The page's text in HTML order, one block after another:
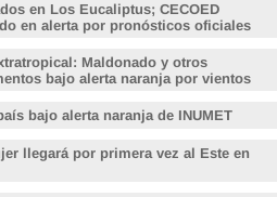
en Los Eucaliptus; CECOED
en alerta por pronósticos oficiales
Maldonado y otros
bajo alerta naranja por vientos
bajo alerta naranja de INUMET
llegará por primera vez al Este en